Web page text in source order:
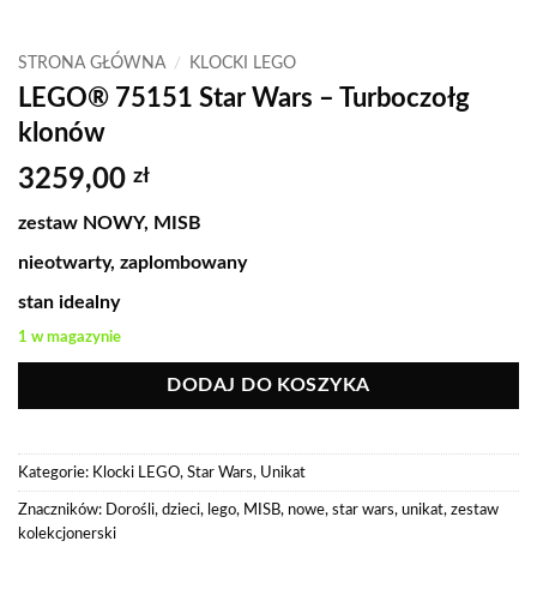
STRONA GŁÓWNA / KLOCKI LEGO
LEGO® 75151 Star Wars – Turboczołg
klonów
3259,00 zł
zestaw NOWY, MISB
nieotwarty, zaplombowany
stan idealny
1 w magazynie
DODAJ DO KOSZYKA
Kategorie: Klocki LEGO, Star Wars, Unikat
Znaczników: Dorośli, dzieci, lego, MISB, nowe, star wars, unikat, zestaw
kolekcjonerski